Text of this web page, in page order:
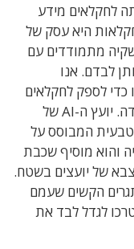
לחקלאים מידע
היא עסק של
מתמודדים עם
לבדם. אנו
לספק לחקלאים
עיניים נוספות – או מערכת עצבים – בשדה. יועץ ה-AI של
המבוסס על
והוא מוסיף שכבת
של יועצים בשטח.
הקשים שעמם
לגדל לבד את